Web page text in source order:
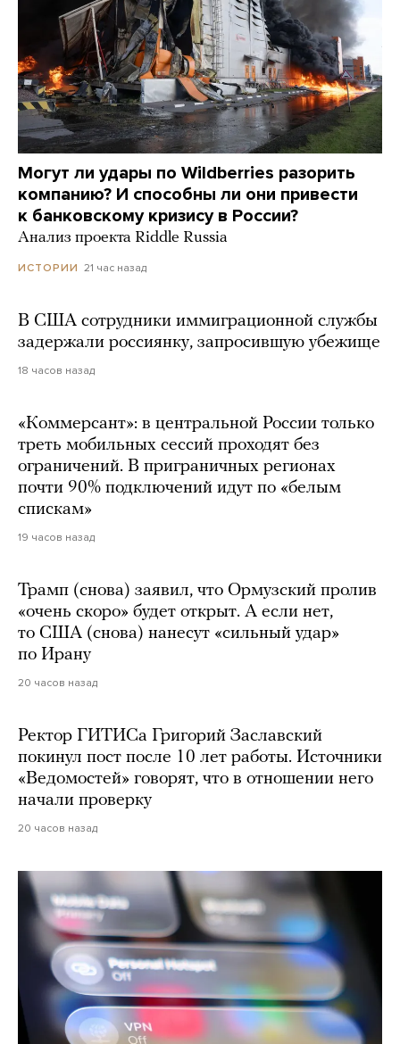
Могут ли удары по Wildberries разорить
компанию? И способны ли они привести
к банковскому кризису в России?
Анализ проекта Riddle Russia
ИСТОРИИ 21 час назад
В США сотрудники иммиграционной службы
задержали россиянку, запросившую убежище
18 часов назад
«Коммерсант»: в центральной России только
треть мобильных сессий проходят без
ограничений. В приграничных регионах
почти 90% подключений идут по «белым
спискам»
19 часов назад
Трамп (снова) заявил, что Ормузский пролив
«очень скоро» будет открыт. А если нет,
то США (снова) нанесут «сильный удар»
по Ирану
20 часов назад
Ректор ГИТИСа Григорий Заславский
покинул пост после 10 лет работы. Источники
«Ведомостей» говорят, что в отношении него
начали проверку
20 часов назад